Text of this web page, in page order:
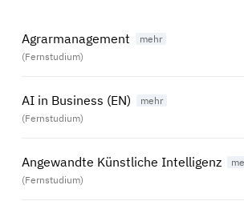
Agrarmanagement
(Fernstudium)
AI in Business (EN)
(Fernstudium)
Angewandte Künstliche Intelligenz
(Fernstudium)